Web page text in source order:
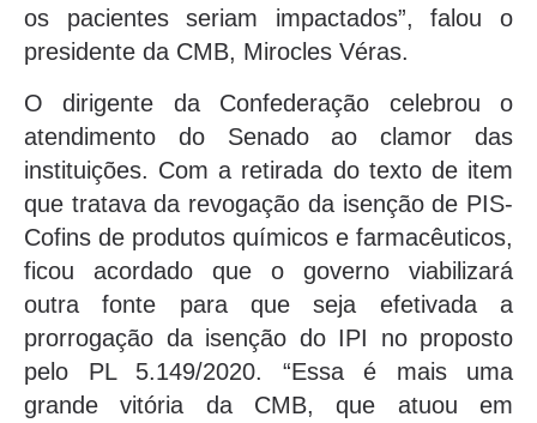
os pacientes seriam impactados”, falou o
presidente da CMB, Mirocles Véras.
O dirigente da Confederação celebrou o
atendimento do Senado ao clamor das
instituições. Com a retirada do texto de item
que tratava da revogação da isenção de PIS-
Cofins de produtos químicos e farmacêuticos,
ficou acordado que o governo viabilizará
outra fonte para que seja efetivada a
prorrogação da isenção do IPI no proposto
pelo PL 5.149/2020. “Essa é mais uma
grande vitória da CMB, que atuou em